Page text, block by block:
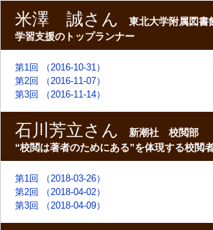
米澤 誠さん
東北大学附属図書
学習支援のトップランナー
第1回 （2016-10-31）
第2回 （2016-11-07）
第3回 （2016-11-14）
石川芳立さん
新潮社 校閲部
“校閲は著者のためにある”を体現する校閲
第1回 （2018-03-26）
第2回 （2018-04-02）
第3回 （2018-04-09）